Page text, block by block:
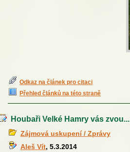
Odkaz na článek pro citaci
Přehled článků na této straně
Houbaři Velké Hamry vás zvou...
Zájmová uskupení / Zprávy
Aleš Vít, 5.3.2014